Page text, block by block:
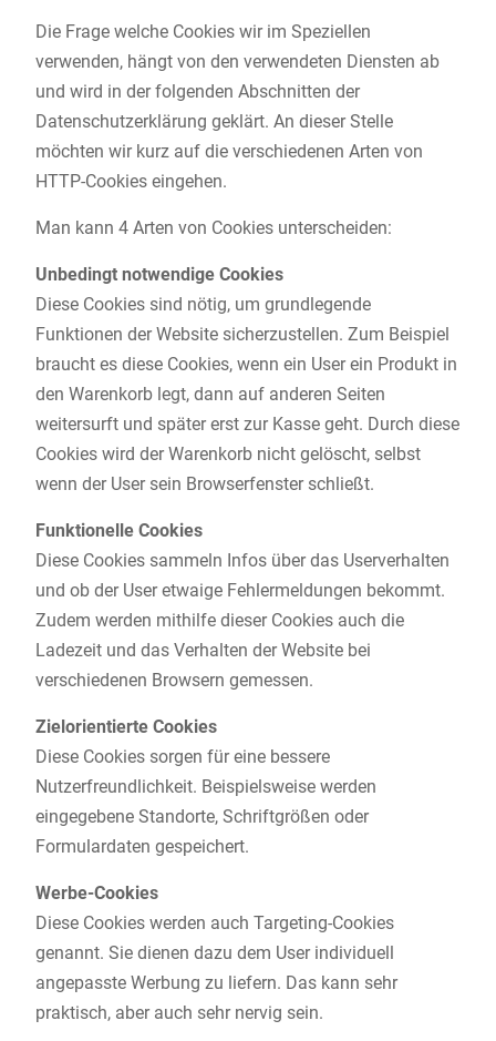
Die Frage welche Cookies wir im Speziellen
verwenden, hängt von den verwendeten Diensten ab
und wird in der folgenden Abschnitten der
Datenschutzerklärung geklärt. An dieser Stelle
möchten wir kurz auf die verschiedenen Arten von
HTTP-Cookies eingehen.
Man kann 4 Arten von Cookies unterscheiden:
Unbedingt notwendige Cookies
Diese Cookies sind nötig, um grundlegende
Funktionen der Website sicherzustellen. Zum Beispiel
braucht es diese Cookies, wenn ein User ein Produkt in
den Warenkorb legt, dann auf anderen Seiten
weitersurft und später erst zur Kasse geht. Durch diese
Cookies wird der Warenkorb nicht gelöscht, selbst
wenn der User sein Browserfenster schließt.
Funktionelle Cookies
Diese Cookies sammeln Infos über das Userverhalten
und ob der User etwaige Fehlermeldungen bekommt.
Zudem werden mithilfe dieser Cookies auch die
Ladezeit und das Verhalten der Website bei
verschiedenen Browsern gemessen.
Zielorientierte Cookies
Diese Cookies sorgen für eine bessere
Nutzerfreundlichkeit. Beispielsweise werden
eingegebene Standorte, Schriftgrößen oder
Formulardaten gespeichert.
Werbe-Cookies
Diese Cookies werden auch Targeting-Cookies
genannt. Sie dienen dazu dem User individuell
angepasste Werbung zu liefern. Das kann sehr
praktisch, aber auch sehr nervig sein.